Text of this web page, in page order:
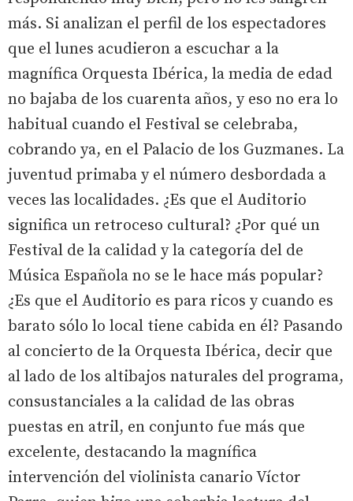
más. Si analizan el perfil de los espectadores
que el lunes acudieron a escuchar a la
magnífica Orquesta Ibérica, la media de edad
no bajaba de los cuarenta años, y eso no era lo
habitual cuando el Festival se celebraba,
cobrando ya, en el Palacio de los Guzmanes. La
juventud primaba y el número desbordada a
veces las localidades. ¿Es que el Auditorio
significa un retroceso cultural? ¿Por qué un
Festival de la calidad y la categoría del de
Música Española no se le hace más popular?
¿Es que el Auditorio es para ricos y cuando es
barato sólo lo local tiene cabida en él? Pasando
al concierto de la Orquesta Ibérica, decir que
al lado de los altibajos naturales del programa,
consustanciales a la calidad de las obras
puestas en atril, en conjunto fue más que
excelente, destacando la magnífica
intervención del violinista canario Víctor